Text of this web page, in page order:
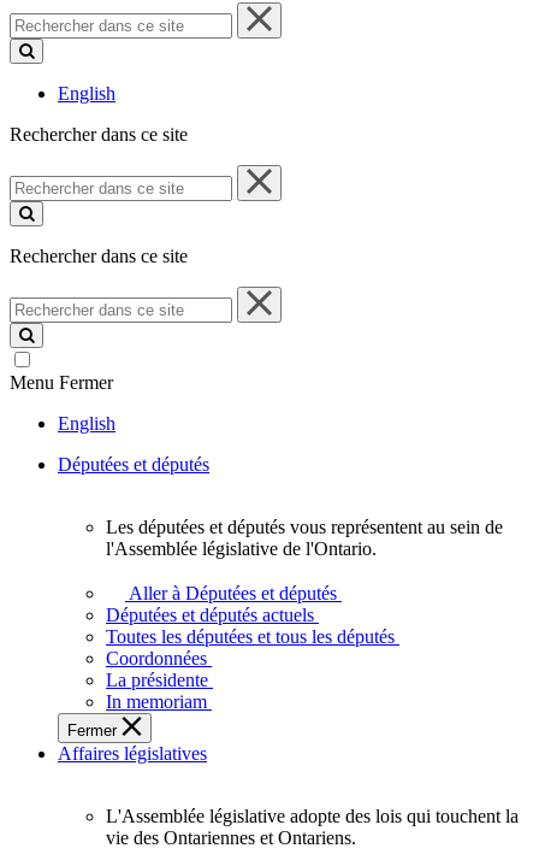
Rechercher
dans
ce
English
Rechercher dans ce site
Rechercher
dans
ce
Rechercher dans ce site
Rechercher
dans
ce
site
Menu Fermer
English
Députées et députés
députés
vous
représentent
sein
de
l'Assemblée
législative
l'Ontario.
Les députées et députés vous représentent au sein de
l'Assemblée législative de l'Ontario.
Aller à Députées et députés
Députées et députés actuels
Toutes les députées et tous les députés
Coordonnées
La présidente
In memoriam
Fermer
Affaires législatives
L'Assemblée
L'Assemblée législative adopte des lois qui touchent la
vie des Ontariennes et Ontariens.